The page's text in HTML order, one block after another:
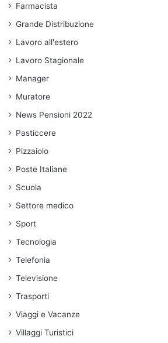
Farmacista
Grande Distribuzione
Lavoro all'estero
Lavoro Stagionale
Manager
Muratore
News Pensioni 2022
Pasticcere
Pizzaiolo
Poste Italiane
Scuola
Settore medico
Sport
Tecnologia
Telefonia
Televisione
Trasporti
Viaggi e Vacanze
Villaggi Turistici